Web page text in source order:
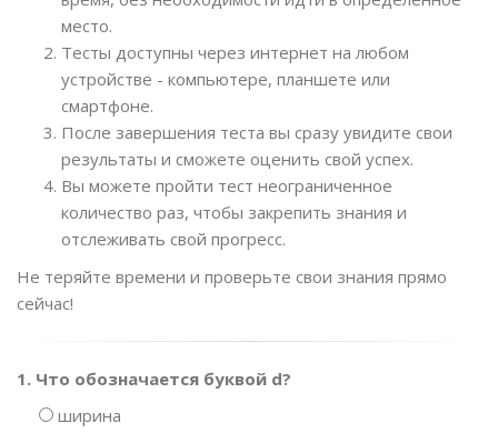
место.
Тесты доступны через интернет на любом
устройстве - компьютере, планшете или
смартфоне.
После завершения теста вы сразу увидите свои
результаты и сможете оценить свой успех.
Вы можете пройти тест неограниченное
количество раз, чтобы закрепить знания и
отслеживать свой прогресс.
Не теряйте времени и проверьте свои знания прямо
сейчас!
1. Что обозначается буквой d?
ширина